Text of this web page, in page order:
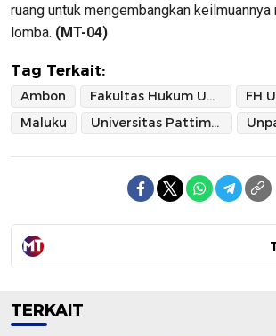
ruang untuk mengembangkan
lomba. (MT-04)
Tag Terkait:
Ambon Fakultas Hukum Universitas Pattimura
FH
Maluku
Universitas Pattimura
TERKAIT